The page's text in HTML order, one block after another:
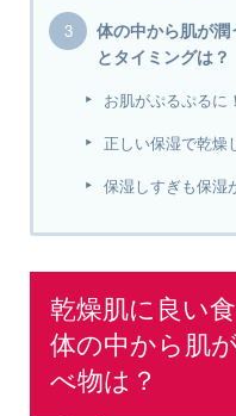
体の中から肌が潤
とタイミングは？
お肌がぷるぷるに
正しい保湿で乾燥
保湿しすぎも保湿
乾燥肌に良い
体の中から肌
べ物は？